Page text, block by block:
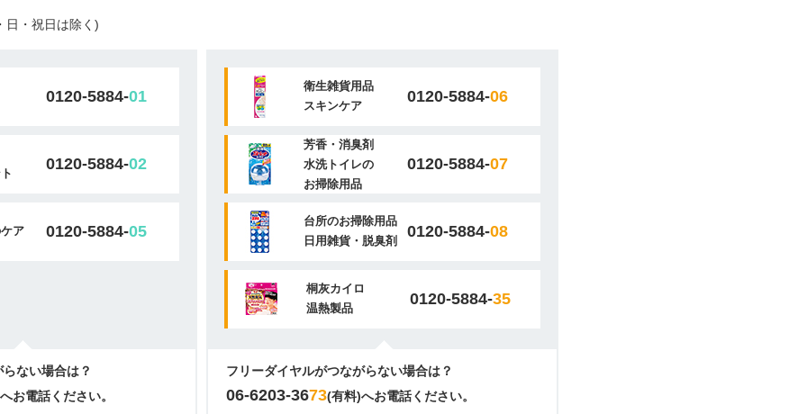
日・祝日は除く)
0120-5884-01
0120-5884-02
ア 0120-5884-05
ない場合は？
お電話ください。
衛生雑貨用品
スキンケア
0120-5884-06
芳香・消臭剤
水洗トイレの
お掃除用品
0120-5884-07
台所のお掃除用品
日用雑貨・脱臭剤
0120-5884-08
桐灰カイロ
温熱製品
0120-5884-35
フリーダイヤルがつながらない場合は？
06-6203-3673(有料)へお電話ください。